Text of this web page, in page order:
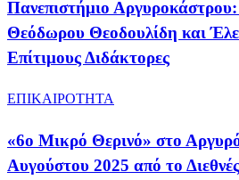
Πανεπιστήμιο
Θεόδωρου Θεοδουλίδη και
Επίτιμους Διδάκτορες​
ΕΠΙΚΑΙΡΟΤΗΤΑ
«6ο Μικρό Θερινό» στο
Αυγούστου 2025 από το